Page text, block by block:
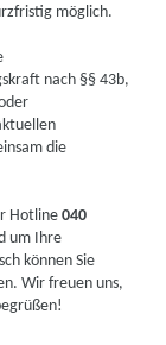
möglich.
nach §§ 43b,
die
Hotline040
um Ihre
können Sie
Wir freuen uns,